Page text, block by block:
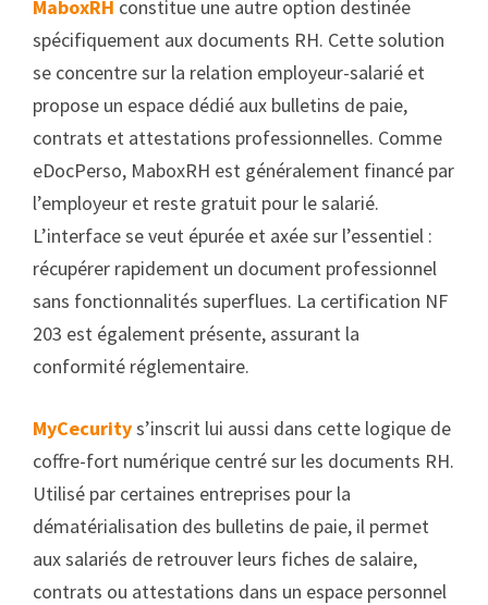
MaboxRH constitue une autre option destinée
spécifiquement aux documents RH. Cette solution
se concentre sur la relation employeur-salarié et
propose un espace dédié aux bulletins de paie,
contrats et attestations professionnelles. Comme
eDocPerso, MaboxRH est généralement financé par
l’employeur et reste gratuit pour le salarié.
L’interface se veut épurée et axée sur l’essentiel :
récupérer rapidement un document professionnel
sans fonctionnalités superflues. La certification NF
203 est également présente, assurant la
conformité réglementaire.
MyCecuritys’inscrit lui aussi dans cette logique de
coffre-fort numérique centré sur les documents RH.
Utilisé par certaines entreprises pour la
dématérialisation des bulletins de paie, il permet
aux salariés de retrouver leurs fiches de salaire,
contrats ou attestations dans un espace personnel